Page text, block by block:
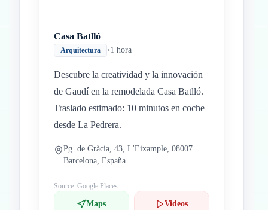
Casa Batlló
Arquitectura •1 hora
Descubre la creatividad y la innovación
de Gaudí en la remodelada Casa Batlló.
Traslado estimado: 10 minutos en coche
desde La Pedrera.
Pg. de Gràcia, 43, L'Eixample, 08007
Barcelona, España
Source: Google Places
Maps Videos